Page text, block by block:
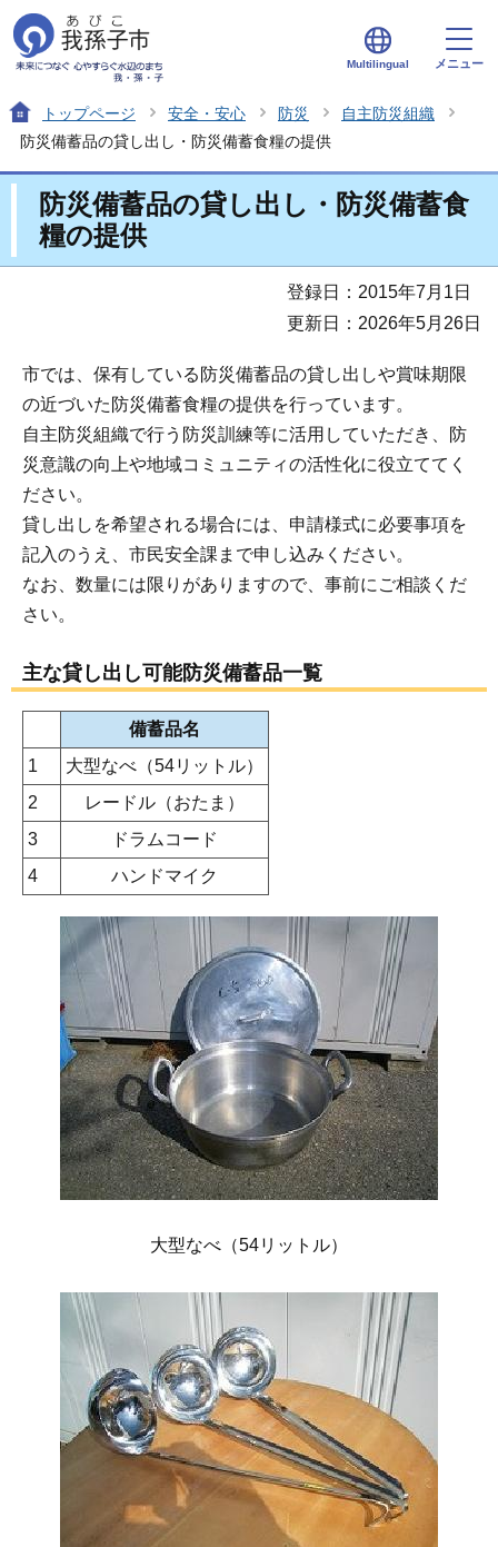
Multilingual メニュー
トップページ 安全・安心 防災
自主防災組織
防災備蓄品の貸し出し・防災備蓄食糧の提供
防災備蓄品の貸し出し・防災備蓄食
糧の提供
登録日：2015年7月1日
更新日：2026年5月26日
市では、保有している防災備蓄品の貸し出しや賞味期限
の近づいた防災備蓄食糧の提供を行っています。
自主防災組織で行う防災訓練等に活用していただき、防
災意識の向上や地域コミュニティの活性化に役立ててく
ださい。
貸し出しを希望される場合には、申請様式に必要事項を
記入のうえ、市民安全課まで申し込みください。
なお、数量には限りがありますので、事前にご相談くだ
さい。
主な貸し出し可能防災備蓄品一覧
備蓄品名
1
大型なべ（54リットル）
2
レードル（おたま）
3
ドラムコード
4
ハンドマイク
大型なべ（54リットル）